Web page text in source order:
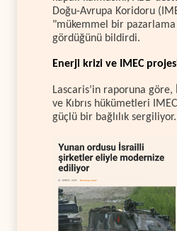
Doğu-Avrupa Koridoru
"mükemmel bir pazarlama
gördüğünü bildirdi.
Enerji krizi ve IMEC
Lascaris’in raporuna
ve Kıbrıs hükümetleri
güçlü bir bağlılık sergiliyor.